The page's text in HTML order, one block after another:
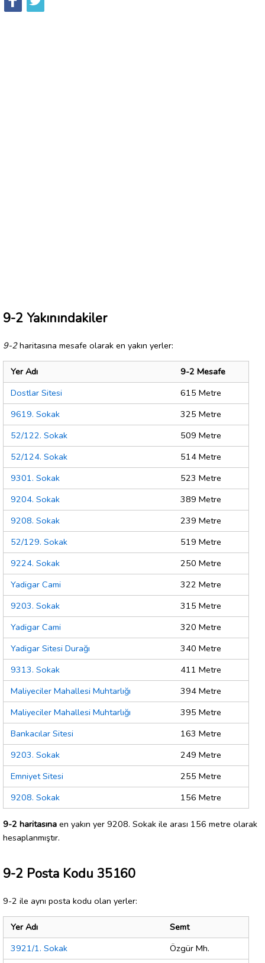
9-2 Yakınındakiler
9-2haritasına mesafe olarak en yakın yerler:
Yer Adı
9-2 Mesafe
Dostlar Sitesi
615 Metre
9619. Sokak
325 Metre
52/122. Sokak
509 Metre
52/124. Sokak
514 Metre
9301. Sokak
523 Metre
9204. Sokak
389 Metre
9208. Sokak
239 Metre
52/129. Sokak
519 Metre
9224. Sokak
250 Metre
Yadigar Cami
322 Metre
9203. Sokak
315 Metre
Yadigar Cami
320 Metre
Yadigar Sitesi Durağı
340 Metre
9313. Sokak
411 Metre
Maliyeciler Mahallesi Muhtarlığı
394 Metre
Maliyeciler Mahallesi Muhtarlığı
395 Metre
Bankacılar Sitesi
163 Metre
9203. Sokak
249 Metre
Emniyet Sitesi
255 Metre
9208. Sokak
156 Metre
9-2 haritasına en yakın yer 9208. Sokak ile arası 156 metre olarak
hesaplanmıştır.
9-2 Posta Kodu 35160
9-2 ile aynı posta kodu olan yerler:
Yer Adı
Semt
3921/1. Sokak
Özgür Mh.